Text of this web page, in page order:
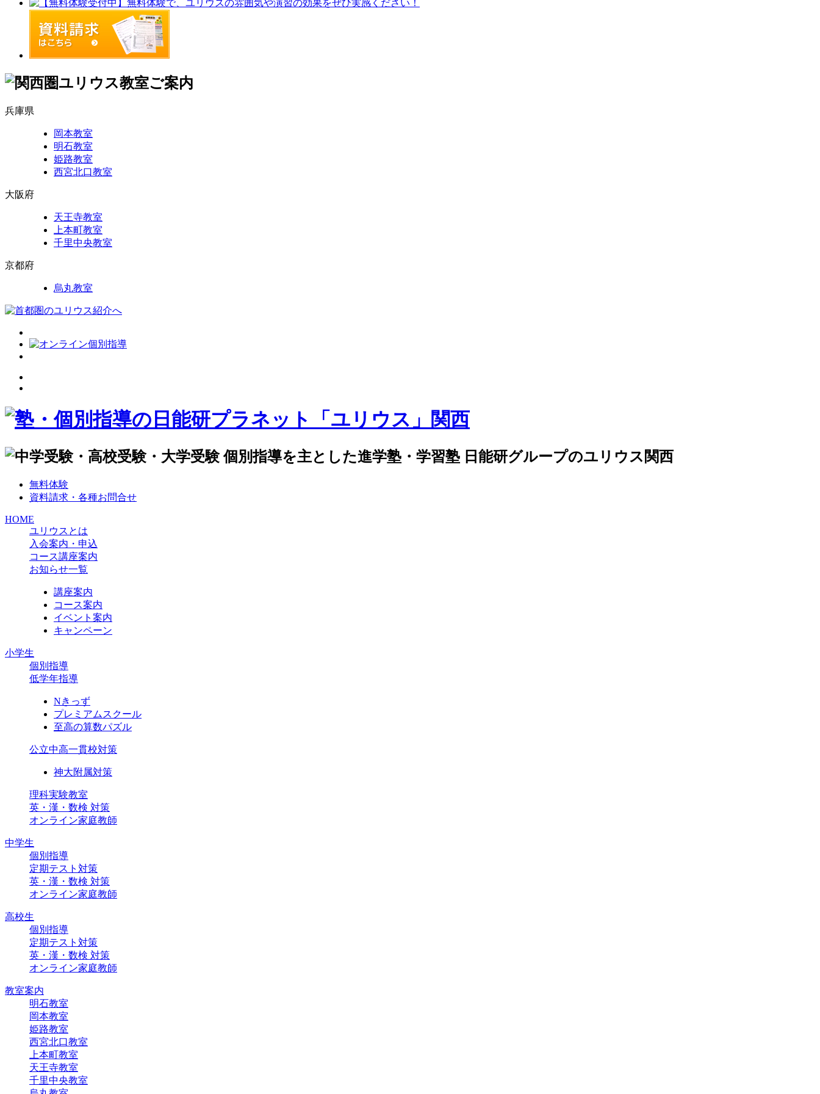
兵庫県
岡本教室
明石教室
姫路教室
西宮北口教室
大阪府
天王寺教室
上本町教室
千里中央教室
京都府
烏丸教室
無料体験
資料請求・各種お問合せ
HOME
ユリウスとは
入会案内・申込
コース講座案内
お知らせ一覧
講座案内
コース案内
イベント案内
キャンペーン
小学生
個別指導
低学年指導
Nきっず
プレミアムスクール
至高の算数パズル
公立中高一貫校対策
神大附属対策
理科実験教室
英・漢・数検 対策
オンライン家庭教師
中学生
個別指導
定期テスト対策
英・漢・数検 対策
オンライン家庭教師
高校生
個別指導
定期テスト対策
英・漢・数検 対策
オンライン家庭教師
教室案内
明石教室
岡本教室
姫路教室
西宮北口教室
上本町教室
天王寺教室
千里中央教室